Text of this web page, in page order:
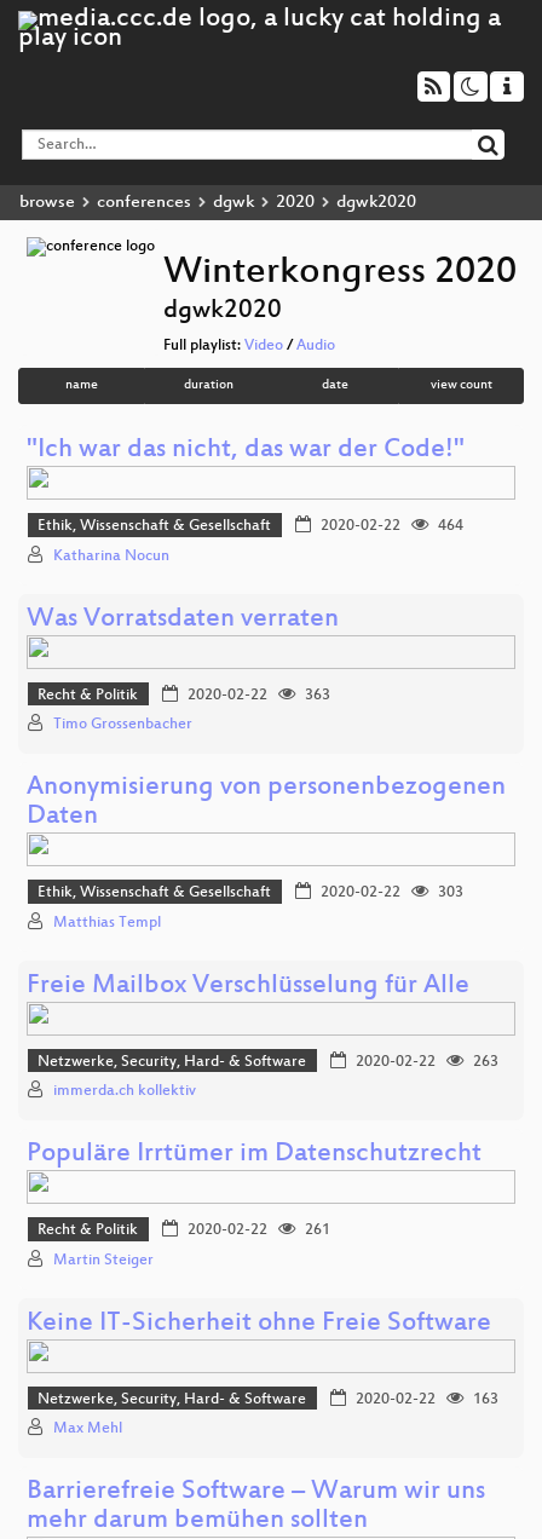
browse conferences dgwk 2020 dgwk2020
Winterkongress 2020
dgwk2020
Full playlist: Video / Audio
name duration date view count
"Ich war das nicht, das war der Code!"
Ethik, Wissenschaft & Gesellschaft 2020-02-22
464
Katharina Nocun
Was Vorratsdaten verraten
Recht & Politik 2020-02-22
363
Timo Grossenbacher
Anonymisierung von personenbezogenen
Daten
Ethik, Wissenschaft & Gesellschaft 2020-02-22
303
Matthias Templ
Freie Mailbox Verschlüsselung für Alle
Netzwerke, Security, Hard- & Software 2020-02-22
263
immerda.ch kollektiv
Populäre Irrtümer im Datenschutzrecht
Recht & Politik 2020-02-22
261
Martin Steiger
Keine IT-Sicherheit ohne Freie Software
Netzwerke, Security, Hard- & Software 2020-02-22
163
Max Mehl
Barrierefreie Software – Warum wir uns
mehr darum bemühen sollten